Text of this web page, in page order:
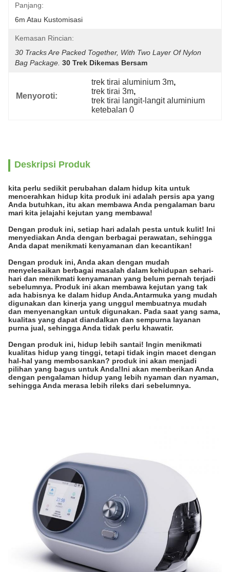
Panjang:
6m Atau Kustomisasi
Kemasan Rincian:
30 Tracks Are Packed Together, With Two Layer Of Nylon
Bag Package. 30 Trek Dikemas Bersam
Menyoroti:
trek tirai aluminium 3m,
trek tirai 3m,
trek tirai langit-langit aluminium
ketebalan 0
Deskripsi Produk
kita perlu sedikit perubahan dalam hidup kita untuk
mencerahkan hidup kita produk ini adalah persis apa yang
Anda butuhkan, itu akan membawa Anda pengalaman baru
mari kita jelajahi kejutan yang membawa!
Dengan produk ini, setiap hari adalah pesta untuk kulit! Ini
menyediakan Anda dengan berbagai perawatan, sehingga
Anda dapat menikmati kenyamanan dan kecantikan!
Dengan produk ini, Anda akan dengan mudah
menyelesaikan berbagai masalah dalam kehidupan sehari-
hari dan menikmati kenyamanan yang belum pernah terjadi
sebelumnya. Produk ini akan membawa kejutan yang tak
ada habisnya ke dalam hidup Anda.Antarmuka yang mudah
digunakan dan kinerja yang unggul membuatnya mudah
dan menyenangkan untuk digunakan. Pada saat yang sama,
kualitas yang dapat diandalkan dan sempurna layanan
purna jual, sehingga Anda tidak perlu khawatir.
Dengan produk ini, hidup lebih santai! Ingin menikmati
kualitas hidup yang tinggi, tetapi tidak ingin macet dengan
hal-hal yang membosankan? produk ini akan menjadi
pilihan yang bagus untuk Anda!Ini akan memberikan Anda
dengan pengalaman hidup yang lebih nyaman dan nyaman,
sehingga Anda merasa lebih rileks dari sebelumnya.